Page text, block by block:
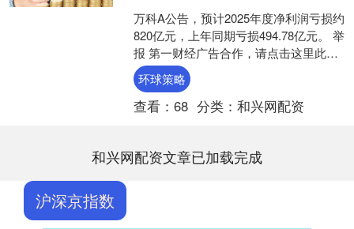
万科A公告，预计2025年度净利润亏损约
820亿元，上年同期亏损494.78亿元。 举
报 第一财经广告合作，请点击这里此内
容为第一财经原创，著作权归第一财经
所有....
环球策略
查看： 68 分类： 和兴网配资
和兴网配资文章已加载完成
沪深京指数